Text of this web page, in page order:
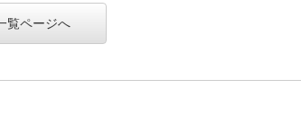
覧ページへ